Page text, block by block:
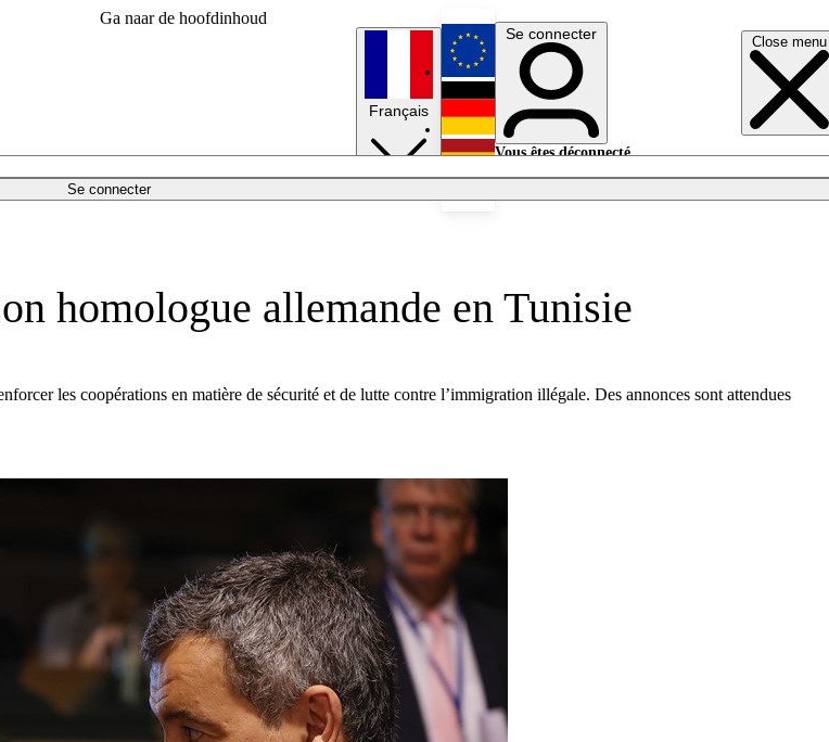
Ga naar de hoofdinhoud
Close menu
Se connecter
Français
English
Deutsch
Se connecter
Vous êtes déconnecté.
homologue allemande en Tunisie
les coopérations en matière de sécurité et de lutte contre l’immigration illégale. Des annonces sont attendues